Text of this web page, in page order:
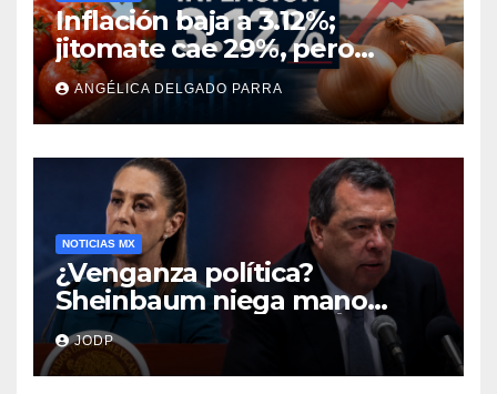
Inflación baja a 3.12%;
jitomate cae 29%, pero
cebolla y vuelos se
encarecen
ANGÉLICA DELGADO PARRA
NOTICIAS MX
¿Venganza política?
Sheinbaum niega mano
negra en captura de Ángel
Aguirre
JODP